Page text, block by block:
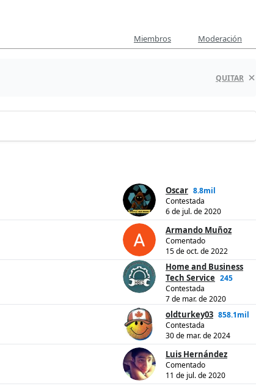
Miembros Moderación
QUITAR
Oscar 8.8mil
Contestada
6 de jul. de 2020
Armando Muñoz
Comentado
15 de oct. de 2022
Home and Business
Tech Service 245
Contestada
7 de mar. de 2020
oldturkey03 858.1mil
Contestada
30 de mar. de 2024
Luis Hernández
Comentado
11 de jul. de 2020